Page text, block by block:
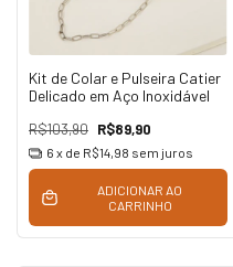
Kit de Colar e Pulseira Catier
Delicado em Aço Inoxidável
R$103,90 R$89,90
6 x de R$14,98 sem juros
ADICIONAR AO
CARRINHO